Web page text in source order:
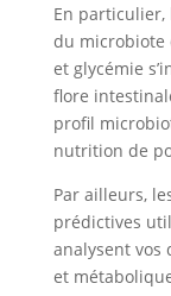
En
du
et glycémie
flore
profil
nutrition de
Par ailleurs,
prédictives
analysent vos
et